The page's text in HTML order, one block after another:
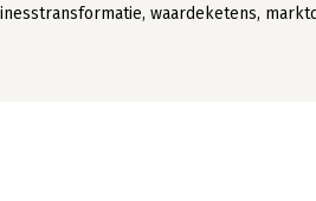
waardeketens,